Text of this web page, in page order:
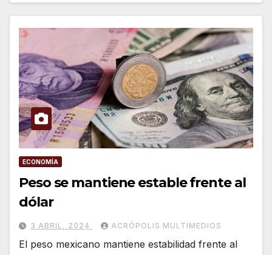
ECONOMÍA
Peso se mantiene estable frente al
dólar
3 ABRIL, 2024 ACRÓPOLIS MULTIMEDIOS
El peso mexicano mantiene estabilidad frente al